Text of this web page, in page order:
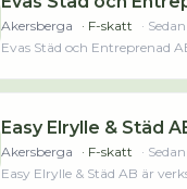
Akersberga · F-skatt · Sedan
Evas Städ och Entreprenad
räkenskapsåret (2024).Läs
Easy Elrylle & Städ
Akersberga · F-skatt · Sedan
Easy Elrylle & Städ AB är